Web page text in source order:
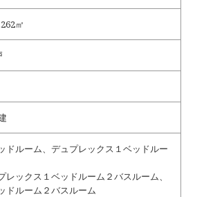
㎡
ドルーム、デュプレックス１ベッドルー
レックス１ベッドルーム２バスルーム、
ドルーム２バスルーム